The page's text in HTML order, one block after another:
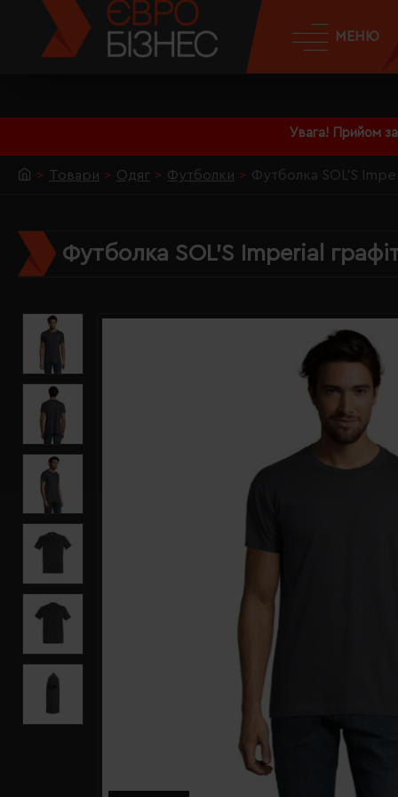
Увага! Прийом
МЕНЮ
Товари Одяг Футболки Футболка SOL'S
Футболка SOL'S Imperial